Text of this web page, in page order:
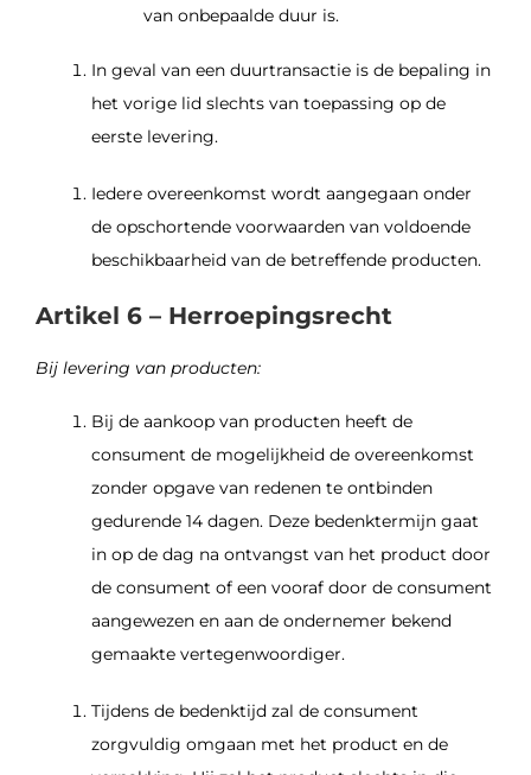
van onbepaalde duur is.
In geval van een duurtransactie is de bepaling in
het vorige lid slechts van toepassing op de
eerste levering.
Iedere overeenkomst wordt aangegaan onder
de opschortende voorwaarden van voldoende
beschikbaarheid van de betreffende producten.
Artikel 6 – Herroepingsrecht
Bij levering van producten:
Bij de aankoop van producten heeft de
consument de mogelijkheid de overeenkomst
zonder opgave van redenen te ontbinden
gedurende 14 dagen. Deze bedenktermijn gaat
in op de dag na ontvangst van het product door
de consument of een vooraf door de consument
aangewezen en aan de ondernemer bekend
gemaakte vertegenwoordiger.
Tijdens de bedenktijd zal de consument
zorgvuldig omgaan met het product en de